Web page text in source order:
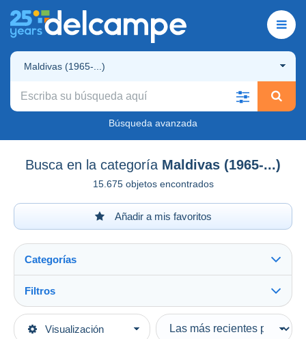
Maldivas (1965-...)
Búsqueda avanzada
Busca en la categoría Maldivas (1965-...)
15.675 objetos encontrados
Añadir a mis favoritos
Visualización
Categorías
Categorías principales
Filtros
Tipo de venta